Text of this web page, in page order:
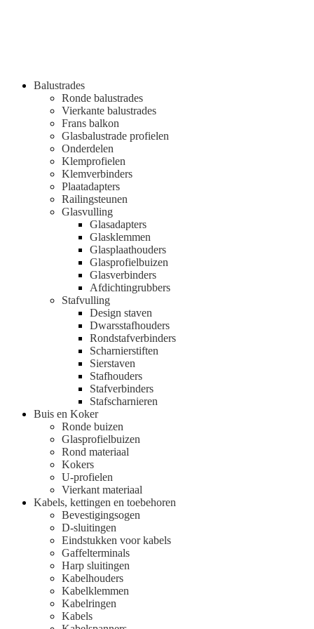
Balustrades
Ronde balustrades
Vierkante balustrades
Frans balkon
Glasbalustrade profielen
Onderdelen
Klemprofielen
Klemverbinders
Plaatadapters
Railingsteunen
Glasvulling
Glasadapters
Glasklemmen
Glasplaathouders
Glasprofielbuizen
Glasverbinders
Afdichtingrubbers
Stafvulling
Design staven
Dwarsstafhouders
Rondstafverbinders
Scharnierstiften
Sierstaven
Stafhouders
Stafverbinders
Stafscharnieren
Buis en Koker
Ronde buizen
Glasprofielbuizen
Rond materiaal
Kokers
U-profielen
Vierkant materiaal
Kabels, kettingen en toebehoren
Bevestigingsogen
D-sluitingen
Eindstukken voor kabels
Gaffelterminals
Harp sluitingen
Kabelhouders
Kabelklemmen
Kabelringen
Kabels